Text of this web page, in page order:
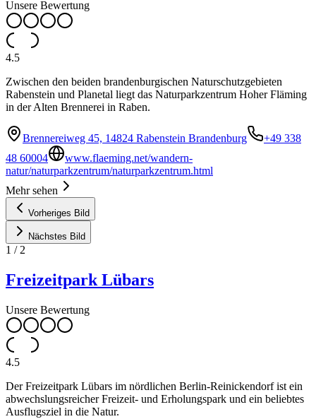
Unsere Bewertung
4.5
Zwischen den beiden brandenburgischen Naturschutzgebieten
Rabenstein und Planetal liegt das Naturparkzentrum Hoher Fläming
in der Alten Brennerei in Raben.
Brennereiweg 45, 14824 Rabenstein Brandenburg
+49 338
48 60004
www.flaeming.net/wandern-
natur/naturparkzentrum/naturparkzentrum.html
Mehr sehen
Vorheriges Bild
Nächstes Bild
1 / 2
Freizeitpark Lübars
Unsere Bewertung
4.5
Der Freizeitpark Lübars im nördlichen Berlin-Reinickendorf ist ein
abwechslungsreicher Freizeit- und Erholungspark und ein beliebtes
Ausflugsziel in die Natur.